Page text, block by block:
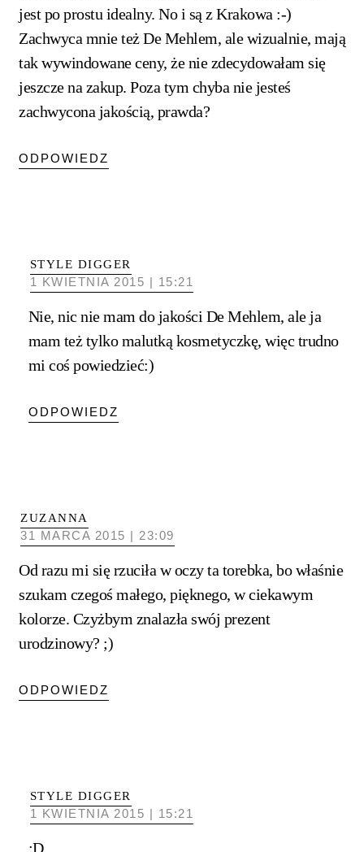
jest po prostu idealny. No i są z Krakowa :-)
Zachwyca mnie też De Mehlem, ale wizualnie, mają
tak wywindowane ceny, że nie zdecydowałam się
jeszcze na zakup. Poza tym chyba nie jesteś
zachwycona jakością, prawda?
ODPOWIEDZ
STYLE DIGGER
1 KWIETNIA 2015 | 15:21
Nie, nic nie mam do jakości De Mehlem, ale ja
mam też tylko malutką kosmetyczkę, więc trudno
mi coś powiedzieć:)
ODPOWIEDZ
ZUZANNA
31 MARCA 2015 | 23:09
Od razu mi się rzuciła w oczy ta torebka, bo właśnie
szukam czegoś małego, pięknego, w ciekawym
kolorze. Czyżbym znalazła swój prezent
urodzinowy? ;)
ODPOWIEDZ
STYLE DIGGER
1 KWIETNIA 2015 | 15:21
:D